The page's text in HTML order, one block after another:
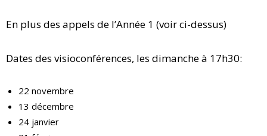
En plus des appels de l’Année 1 (voir ci-dessus)
Dates des visioconférences, les dimanche à 17h30:
22 novembre
13 décembre
24 janvier